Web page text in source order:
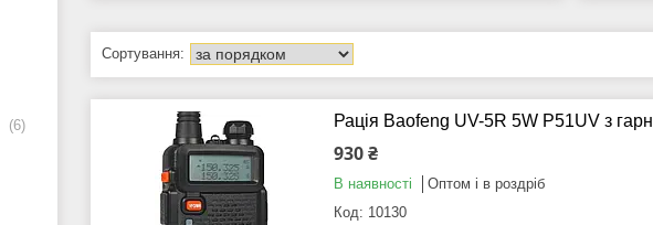
Рація Baofeng UV-5R 5W P51UV з
930 ₴
В наявності
Оптом і в роздріб
10130
6